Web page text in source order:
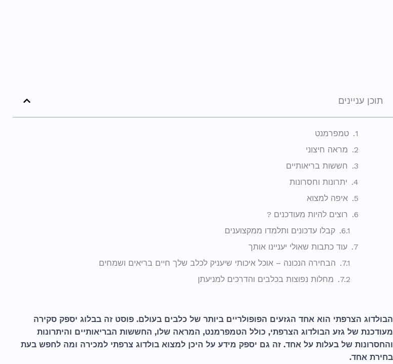
תוכן עניינים
טמפרמנט
מראה חיצוני
חששות בריאותיים
יתרונות וחסרונות
איפה למצוא
רוצים להיות מעודכנים ?
קבלו עדכונים ותלמדו ממקצוענים
עוד כתבות שאולי יעניינו אותך
הבחירה הנכונה – אוכל איכותי שיעניק לכלב שלך חיים בריאים ושמחים
מחלות נפוצות בכלבים והדרכים למניעתן
הבולדוג הצרפתי הוא אחד הגזעים הפופולריים ביותר של כלבים בעולם. פוסט זה בבלוג יספק סקירה
מעודכנת של גזע הבולדוג הצרפתי, כולל הטמפרמנט, המראה שלו, החששות הבריאותיים והיתרונות
והחסרונות של בעלות על אחד. זה גם יספק מידע על היכן למצוא בולדוג צרפתי למכירה ומה לחפש בעת
בחירת אחד.